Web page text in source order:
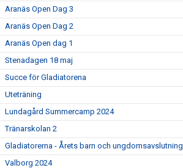
Aranäs Open Dag 3
Aranäs Open Dag 2
Aranäs Open dag 1
Stenadagen 18 maj
Succe för Gladiatorena
Uteträning
Lundagård Summercamp 2024
Tränarskolan 2
Gladiatorerna - Årets barn och ungdomsavslutning
Valborg 2024